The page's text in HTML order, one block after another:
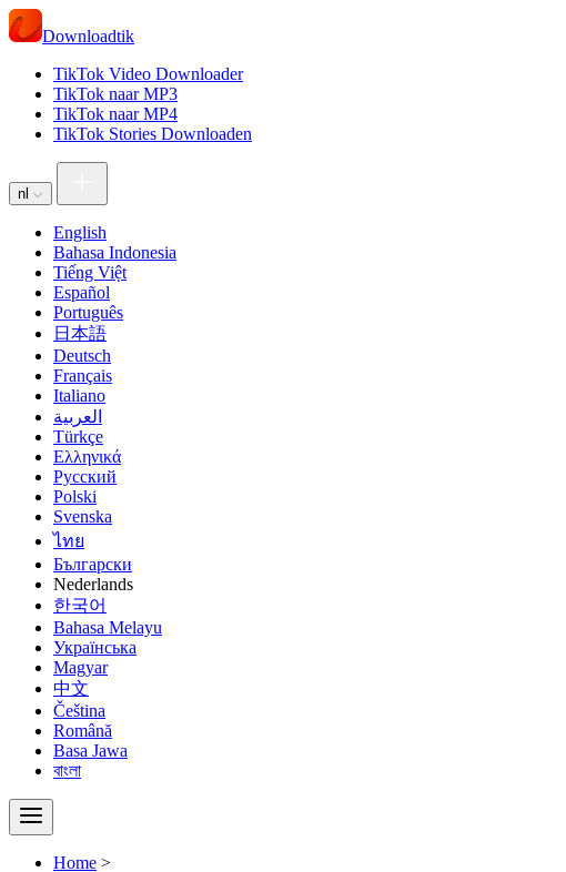
Downloadtik
TikTok Video Downloader
TikTok naar MP3
TikTok naar MP4
TikTok Stories Downloaden
nl
English
Bahasa Indonesia
Tiếng Việt
Español
Português
日本語
Deutsch
Français
Italiano
العربية
Türkçe
Ελληνικά
Русский
Polski
Svenska
ไทย
Български
Nederlands
한국어
Bahasa Melayu
Українська
Magyar
中文
Čeština
Română
Basa Jawa
বাংলা
Home >